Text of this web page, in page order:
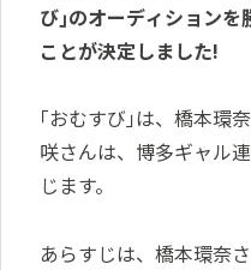
び｣のオーディション
ことが決定しました!
｢おむすび｣は、橋本環
咲さんは、博多ギャル
じます。
あらすじは、橋本環奈